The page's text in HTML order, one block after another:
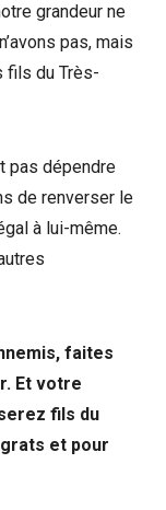
grandeur ne
pas, mais
fils du Très-
pas dépendre
de renverser le
à lui-même.
faites
Et votre
fils du
et pour